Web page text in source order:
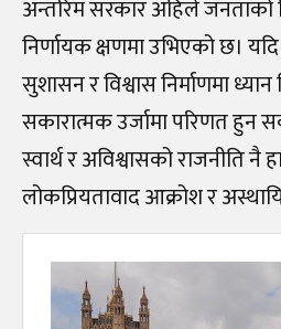
अन्तरिम सरकार अहिले जनताको
निर्णायक क्षणमा उभिएको छ।
सुशासन र विश्वास निर्माणमा
सकारात्मक उर्जामा परिणत हुन
स्वार्थ र अविश्वासको राजनीति नै
लोकप्रियतावाद आक्रोश र